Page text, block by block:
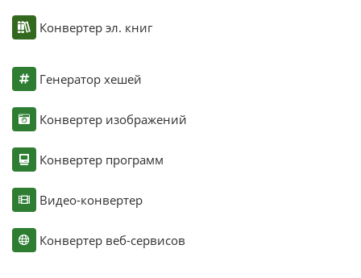
Конвертер эл. книг
Генератор хешей
Конвертер изображений
Конвертер программ
Видео-конвертер
Конвертер веб-сервисов